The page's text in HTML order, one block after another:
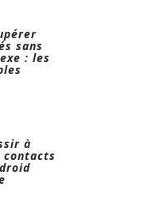
sans
: les
à